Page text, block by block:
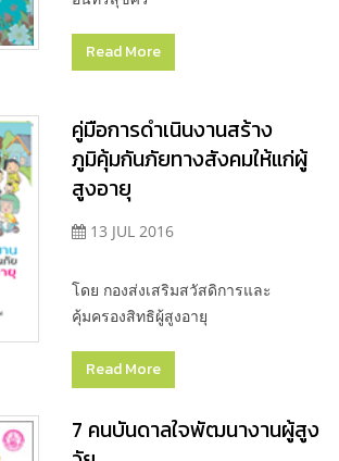
Read More
คู่มือการดำเนินงานสร้าง
ภูมิคุ้มกันภัยทางสังคมให้แก่ผู้
สูงอายุ
13 JUL 2016
โดย กองส่งเสริมสวัสดิการและ
คุ้มครองสิทธิผู้สูงอายุ
Read More
7 คนบันดาลใจพัฒนางานผู้สูง